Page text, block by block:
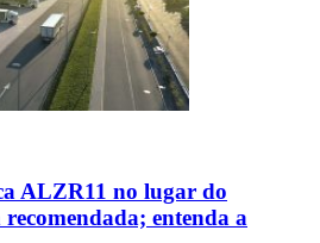
ALZR11 no lugar do
entenda a